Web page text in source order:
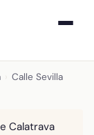
Calle Sevilla
Calatrava